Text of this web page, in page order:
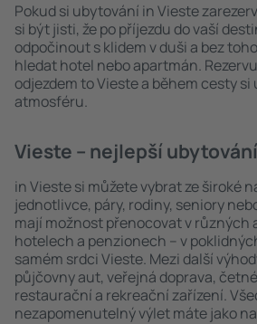
Pokud si ubytování in Vieste
si být jisti, že po příjezdu do vaší
odpočinout s klidem v duši a bez
hledat hotel nebo apartmán.
odjezdem to Vieste a během cesty
atmosféru.
Vieste – nejlepší ubytování
in Vieste si můžete vybrat ze široké
jednotlivce, páry, rodiny, seniory
mají možnost přenocovat v různých
hotelech a penzionech – v
samém srdci Vieste. Mezi další
půjčovny aut, veřejná doprava,
restaurační a rekreační zařízení.
nezapomenutelný výlet máte jako